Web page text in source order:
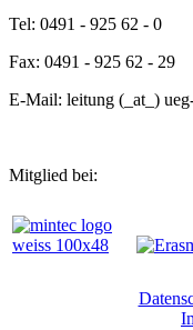
Tel: 0491 - 925 62 - 0
Fax: 0491 - 925 62 - 29
E-Mail: leitung (_at_)
Mitglied bei: